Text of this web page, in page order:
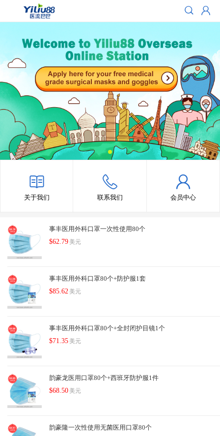
关于我们 联系我们 会员中心
事丰医用外科口罩一次性使用80个
$62.79 美元
事丰医用外科口罩80个+防护服1套
$85.62 美元
事丰医用外科口罩80个+全封闭护目镜1个
$71.35 美元
韵豪龙医用口罩80个+西班牙防护服1件
$68.50 美元
韵豪隆一次性使用无菌医用口罩80个